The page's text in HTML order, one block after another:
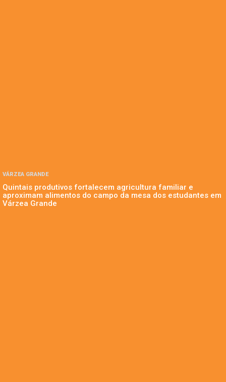
VÁRZEA GRANDE
Quintais produtivos fortalecem agricultura familiar e
aproximam alimentos do campo da mesa dos estudantes em
Várzea Grande